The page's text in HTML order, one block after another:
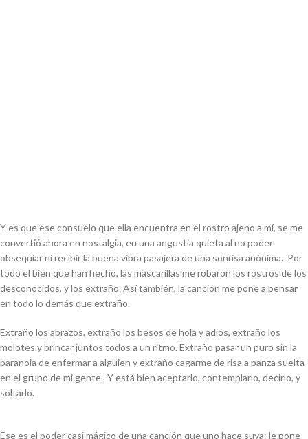
Y es que ese consuelo que ella encuentra en el rostro ajeno a mí, se me
convertió ahora en nostalgia, en una angustia quieta al no poder
obsequiar ni recibir la buena vibra pasajera de una sonrisa anónima. Por
todo el bien que han hecho, las mascarillas me robaron los rostros de los
desconocidos, y los extraño. Así también, la canción me pone a pensar
en todo lo demás que extraño.
Extraño los abrazos, extraño los besos de hola y adiós, extraño los
molotes y brincar juntos todos a un ritmo. Extraño pasar un puro sin la
paranoia de enfermar a alguien y extraño cagarme de risa a panza suelta
en el grupo de mi gente. Y está bien aceptarlo, contemplarlo, decirlo, y
soltarlo.
Ese es el poder casi mágico de una canción que uno hace suya: le pone